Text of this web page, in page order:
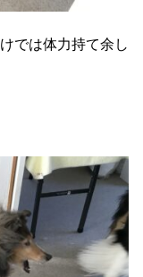
では体力持て余し